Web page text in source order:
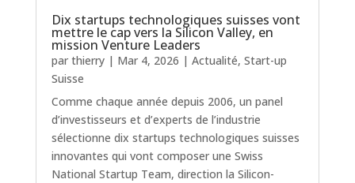
Dix startups technologiques suisses vont
mettre le cap vers la Silicon Valley, en
mission Venture Leaders
par thierry| Mar 4, 2026 | Actualité, Start-up
Suisse
Comme chaque année depuis 2006, un panel
d’investisseurs et d’experts de l’industrie
sélectionne dix startups technologiques suisses
innovantes qui vont composer une Swiss
National Startup Team, direction la Silicon-